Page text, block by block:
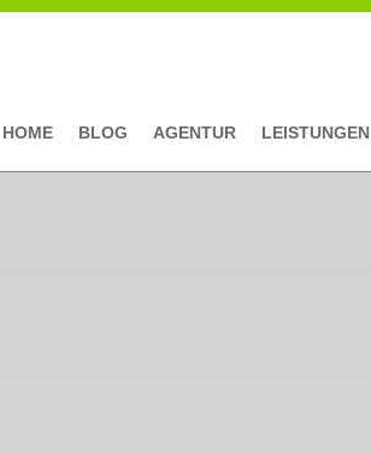
HOME BLOG AGENTUR LEISTUNGEN